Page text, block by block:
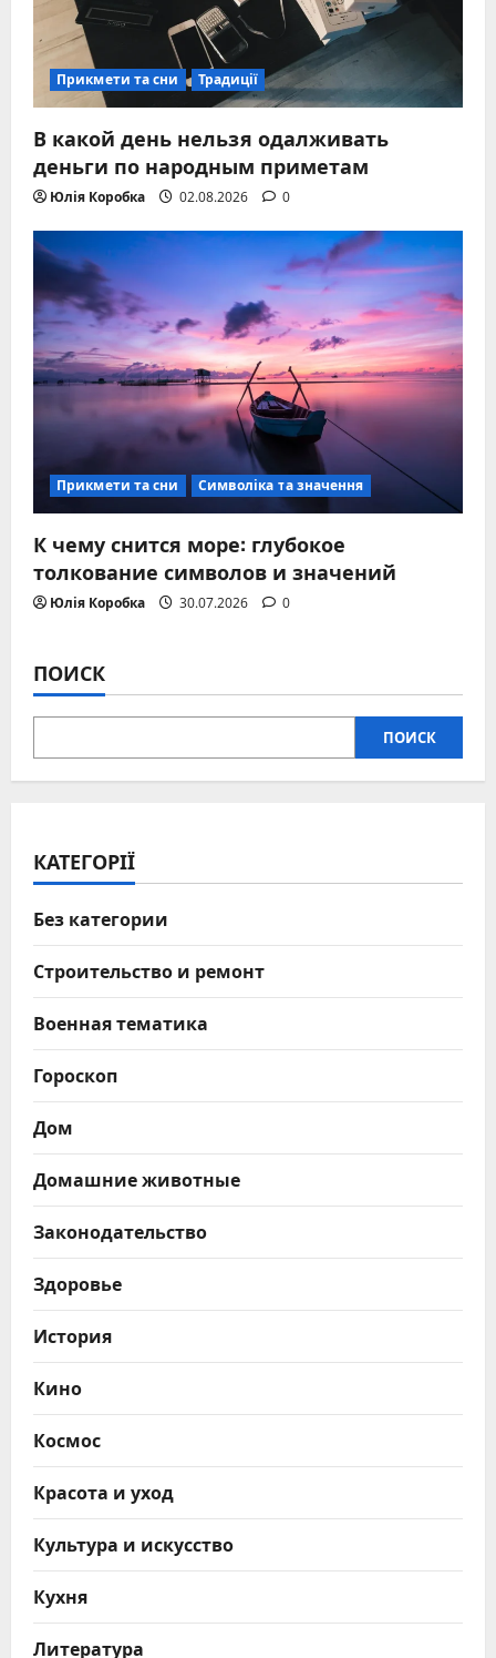
Прикмети та сни Традиції
В какой день нельзя одалживать
деньги по народным приметам
Юлія Коробка 02.08.2026 0
Прикмети та сни Символіка та значення
К чему снится море: глубокое
толкование символов и значений
Юлія Коробка 30.07.2026 0
ПОИСК
ПОИСК
КАТЕГОРІЇ
Без категории
Строительство и ремонт
Военная тематика
Гороскоп
Дом
Домашние животные
Законодательство
Здоровье
История
Кино
Космос
Красота и уход
Культура и искусство
Кухня
Литература